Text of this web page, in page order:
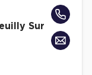
Sur